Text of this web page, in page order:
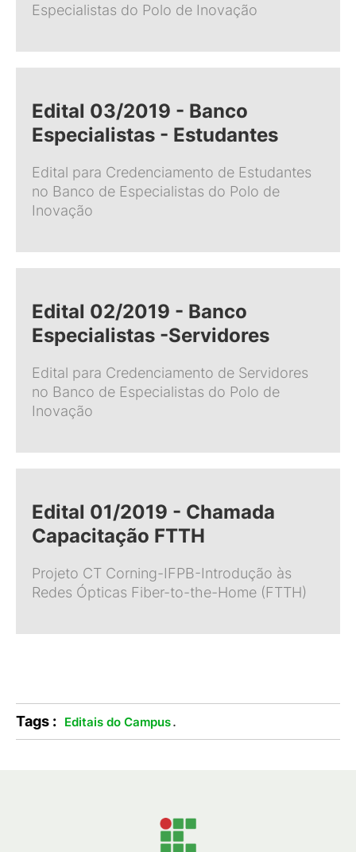
Especialistas do Polo de Inovação
Edital 03/2019 - Banco
Especialistas - Estudantes
Edital para Credenciamento de Estudantes
no Banco de Especialistas do Polo de
Inovação
Edital 02/2019 - Banco
Especialistas -Servidores
Edital para Credenciamento de Servidores
no Banco de Especialistas do Polo de
Inovação
Edital 01/2019 - Chamada
Capacitação FTTH
Projeto CT Corning-IFPB-Introdução às
Redes Ópticas Fiber-to-the-Home (FTTH)
Tags : Editais do Campus.